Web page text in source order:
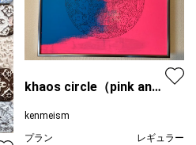
khaos circle（pink and
kenmeism
プラン
レギュラー